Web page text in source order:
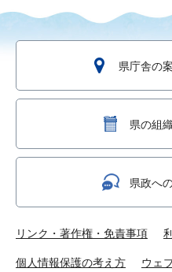
県庁舎の
県の組
県政へ
リンク・著作権・免責事項
個人情報保護の考え方 ウェ